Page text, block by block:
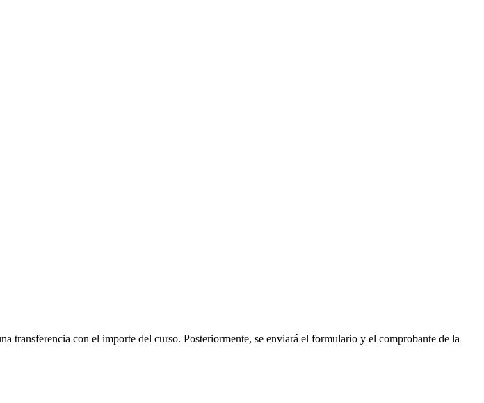
transferencia con el importe del curso. Posteriormente, se enviará el formulario y el comprobante de la